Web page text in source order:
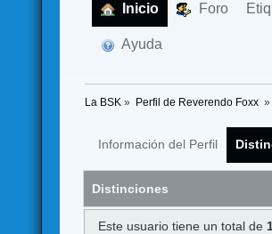
Inicio Foro
Ayuda
La BSK » Perfil de Reverendo Foxx »
Información del Perfil
Distinciones
Este usuario tiene un total de